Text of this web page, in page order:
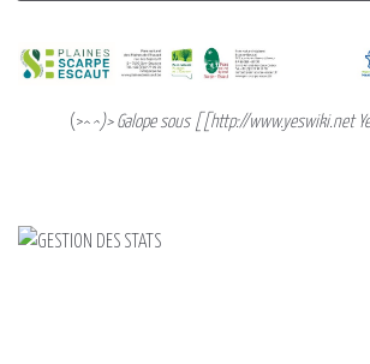
(>^ ^)> Galope sous [[http://www.yeswiki.net